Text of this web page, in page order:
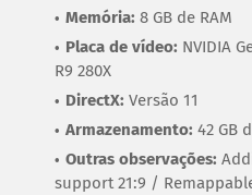
Memória: 8 GB de RAM
Placa de vídeo: NVIDIA
R9 280X
DirectX: Versão 11
Armazenamento: 42 GB
Outras observações:
support 21:9 /